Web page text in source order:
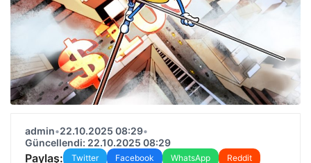
admin•22.10.2025 08:29•
Güncellendi: 22.10.2025 08:29
Paylaş: Twitter Facebook WhatsApp
Reddit